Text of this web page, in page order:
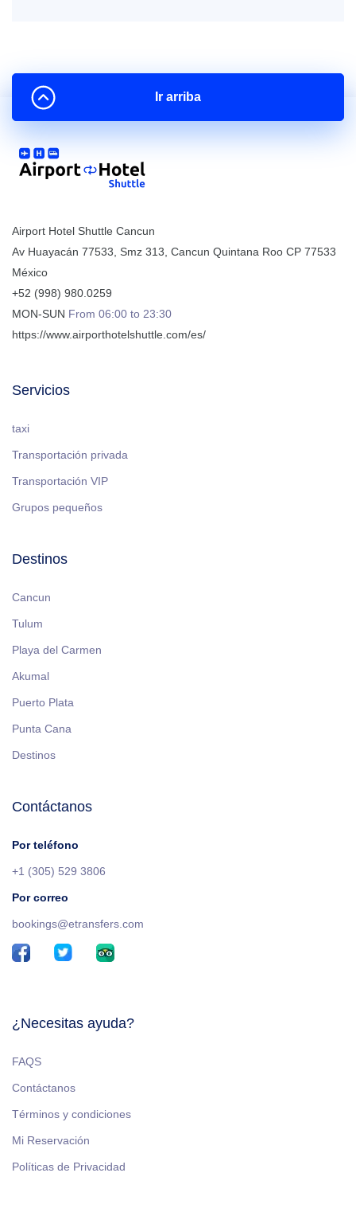
Airport Hotel Shuttle Cancun
Av Huayacán 77533, Smz 313 Cancun Quintana Roo CP 77533
México
+52 (998) 980.0259
MON-SUN From 06:00 to 23:30
https://www.airporthotelshuttle.com/es/
Servicios
taxi
Transportación privada
Transportación VIP
Grupos pequeños
Destinos
Cancun
Tulum
Playa del Carmen
Akumal
Puerto Plata
Punta Cana
Destinos
Contáctanos
Por teléfono
+1 (305) 529 3806
Por correo
bookings@etransfers.com
¿Necesitas ayuda?
FAQS
Contáctanos
Términos y condiciones
Mi Reservación
Políticas de Privacidad
Ir arriba